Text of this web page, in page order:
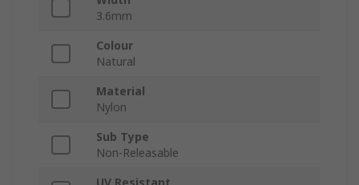
3.6mm
Colour
Natural
Material
Nylon
Sub Type
Non-Releasable